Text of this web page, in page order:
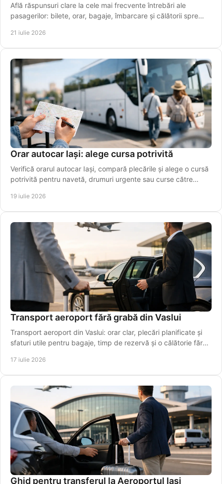
Află răspunsuri clare la cele mai frecvente întrebări ale
pasagerilor: bilete, orar, bagaje, îmbarcare și călătorii spre
21 iulie 2026
Orar autocar Iași: alege cursa potrivită
Verifică orarul autocar Iași, compară plecările și alege o cursă
potrivită pentru navetă, drumuri urgente sau curse către
19 iulie 2026
Transport aeroport fără grabă din Vaslui
Transport aeroport din Vaslui: orar clar, plecări planificate și
sfaturi utile pentru bagaje, timp de rezervă și o călătorie fără
17 iulie 2026
Ghid pentru transferul la Aeroportul Iași